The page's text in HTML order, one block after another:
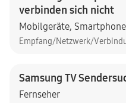
verbinden sich nicht
Mobilgeräte,
Empfang/Netzwerk/
Samsung TV
Fernseher